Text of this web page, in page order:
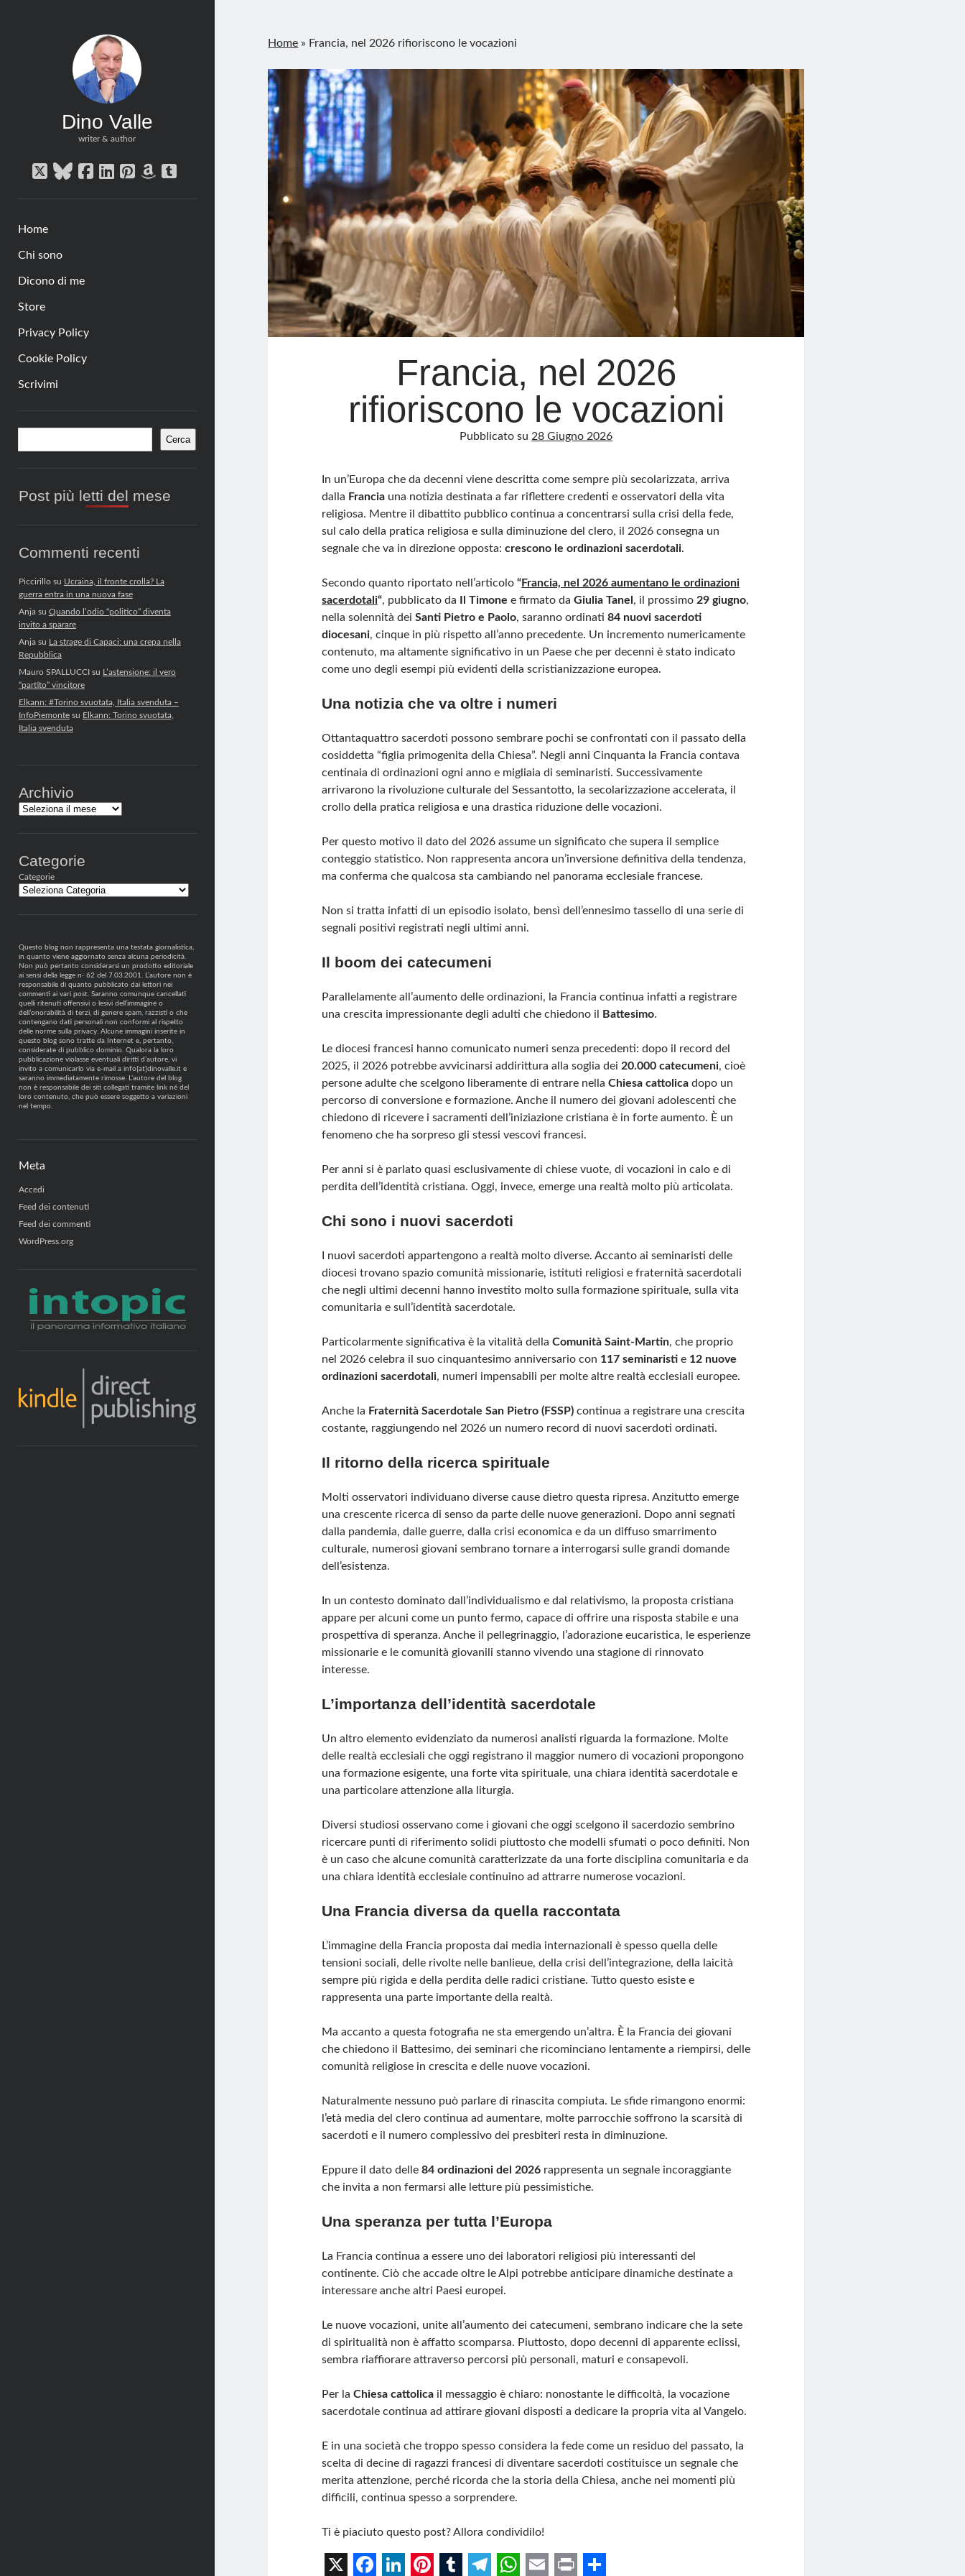
Dino Valle
writer & author
twitterbluesky
facebook
linkedin
pinterest
amazon
tumblr
Home
Chi sono
Dicono di me
Store
Privacy Policy
Cookie Policy
Scrivimi
Barra
laterale
Cerca
Post più letti del mese
Commenti recenti
Piccirillosu Ucraina, il fronte crolla? La
guerra entra in una nuova fase
Anjasu Quando l’odio “politico” diventa
invito a sparare
Anjasu La strage di Capaci: una crepa nella
Repubblica
Mauro SPALLUCCIsu L’astensione: il vero
“partito” vincitore
Elkann: #Torino svuotata, Italia svenduta –
InfoPiemontesu Elkann: Torino svuotata,
Italia svenduta
Archivio
Archivi
Categorie
Categorie
Questo blog non rappresenta una testata giornalistica,
in quanto viene aggiornato senza alcuna periodicità.
Non può pertanto considerarsi un prodotto editoriale
ai sensi della legge n· 62 del 7.03.2001. L’autore non è
responsabile di quanto pubblicato dai lettori nei
commenti ai vari post. Saranno comunque cancellati
quelli ritenuti offensivi o lesivi dell’immagine o
dell’onorabilità di terzi, di genere spam, razzisti o che
contengano dati personali non conformi al rispetto
delle norme sulla privacy. Alcune immagini inserite in
questo blog sono tratte da Internet e, pertanto,
considerate di pubblico dominio. Qualora la loro
pubblicazione violasse eventuali diritti d’autore, vi
invito a comunicarlo via e-mail a info[at]dinovalle.it e
saranno immediatamente rimosse. L’autore del blog
non è responsabile dei siti collegati tramite link né del
loro contenuto, che può essere soggetto a variazioni
nel tempo.
Meta
Accedi
Feed dei contenuti
Feed dei commenti
WordPress.org
Home » Francia, nel 2026 rifioriscono le vocazioni
Francia, nel 2026
rifioriscono le vocazioni
Pubblicato su28 Giugno 2026
In un’Europa che da decenni viene descritta come sempre più secolarizzata, arriva
dalla Francia una notizia destinata a far riflettere credenti e osservatori della vita
religiosa. Mentre il dibattito pubblico continua a concentrarsi sulla crisi della fede,
sul calo della pratica religiosa e sulla diminuzione del clero, il 2026 consegna un
segnale che va in direzione opposta:crescono le ordinazioni sacerdotali.
Secondo quanto riportato nell’articolo“Francia, nel 2026 aumentano le ordinazioni
sacerdotali“, pubblicato da Il Timone e firmato daGiulia Tanel , il prossimo29 giugno,
nella solennità deiSanti Pietro e Paolo, saranno ordinati84 nuovi sacerdoti
diocesani, cinque in più rispetto all’anno precedente. Un incremento numericamente
contenuto, ma altamente significativo in un Paese che per decenni è stato indicato
come uno degli esempi più evidenti della scristianizzazione europea.
Una notizia che va oltre i numeri
Ottantaquattro sacerdoti possono sembrare pochi se confrontati con il passato della
cosiddetta “figlia primogenita della Chiesa”. Negli anni Cinquanta la Francia contava
centinaia di ordinazioni ogni anno e migliaia di seminaristi. Successivamente
arrivarono la rivoluzione culturale del Sessantotto, la secolarizzazione accelerata, il
crollo della pratica religiosa e una drastica riduzione delle vocazioni.
Per questo motivo il dato del 2026 assume un significato che supera il semplice
conteggio statistico. Non rappresenta ancora un’inversione definitiva della tendenza,
ma conferma che qualcosa sta cambiando nel panorama ecclesiale francese.
Non si tratta infatti di un episodio isolato, bensì dell’ennesimo tassello di una serie di
segnali positivi registrati negli ultimi anni.
Il boom dei catecumeni
Parallelamente all’aumento delle ordinazioni, la Francia continua infatti a registrare
una crescita impressionante degli adulti che chiedono il
Battesimo.
Le diocesi francesi hanno comunicato numeri senza precedenti: dopo il record del
2025, il 2026 potrebbe avvicinarsi addirittura alla soglia dei20.000 catecumeni, cioè
persone adulte che scelgono liberamente di entrare nellaChiesa cattolica dopo un
percorso di conversione e formazione. Anche il numero dei giovani adolescenti che
chiedono di ricevere i sacramenti dell’iniziazione cristiana è in forte aumento. È un
fenomeno che ha sorpreso gli stessi vescovi francesi.
Per anni si è parlato quasi esclusivamente di chiese vuote, di vocazioni in calo e di
perdita dell’identità cristiana. Oggi, invece, emerge una realtà molto più articolata.
Chi sono i nuovi sacerdoti
I nuovi sacerdoti appartengono a realtà molto diverse. Accanto ai seminaristi delle
diocesi trovano spazio comunità missionarie, istituti religiosi e fraternità sacerdotali
che negli ultimi decenni hanno investito molto sulla formazione spirituale, sulla vita
comunitaria e sull’identità sacerdotale.
Particolarmente significativa è la vitalità dellaComunità Saint-Martin, che proprio
nel 2026 celebra il suo cinquantesimo anniversario con 117 seminaristi e 12 nuove
ordinazioni sacerdotali, numeri impensabili per molte altre realtà ecclesiali europee.
Anche la Fraternità Sacerdotale San Pietro (FSSP) continua a registrare una crescita
costante, raggiungendo nel 2026 un numero record di nuovi sacerdoti ordinati.
Il ritorno della ricerca spirituale
Molti osservatori individuano diverse cause dietro questa ripresa. Anzitutto emerge
una crescente ricerca di senso da parte delle nuove generazioni. Dopo anni segnati
dalla pandemia, dalle guerre, dalla crisi economica e da un diffuso smarrimento
culturale, numerosi giovani sembrano tornare a interrogarsi sulle grandi domande
dell’esistenza.
In un contesto dominato dall’individualismo e dal relativismo, la proposta cristiana
appare per alcuni come un punto fermo, capace di offrire una risposta stabile e una
prospettiva di speranza. Anche il pellegrinaggio, l’adorazione eucaristica, le esperienze
missionarie e le comunità giovanili stanno vivendo una stagione di rinnovato
interesse.
L’importanza dell’identità sacerdotale
Un altro elemento evidenziato da numerosi analisti riguarda la formazione. Molte
delle realtà ecclesiali che oggi registrano il maggior numero di vocazioni propongono
una formazione esigente, una forte vita spirituale, una chiara identità sacerdotale e
una particolare attenzione alla liturgia.
Diversi studiosi osservano come i giovani che oggi scelgono il sacerdozio sembrino
ricercare punti di riferimento solidi piuttosto che modelli sfumati o poco definiti. Non
è un caso che alcune comunità caratterizzate da una forte disciplina comunitaria e da
una chiara identità ecclesiale continuino ad attrarre numerose vocazioni.
Una Francia diversa da quella raccontata
L’immagine della Francia proposta dai media internazionali è spesso quella delle
tensioni sociali, delle rivolte nelle banlieue, della crisi dell’integrazione, della laicità
sempre più rigida e della perdita delle radici cristiane. Tutto questo esiste e
rappresenta una parte importante della realtà.
Ma accanto a questa fotografia ne sta emergendo un’altra. È la Francia dei giovani
che chiedono il Battesimo, dei seminari che ricominciano lentamente a riempirsi, delle
comunità religiose in crescita e delle nuove vocazioni.
Naturalmente nessuno può parlare di rinascita compiuta. Le sfide rimangono enormi:
l’età media del clero continua ad aumentare, molte parrocchie soffrono la scarsità di
sacerdoti e il numero complessivo dei presbiteri resta in diminuzione.
Eppure il dato delle84 ordinazioni del 2026 rappresenta un segnale incoraggiante
che invita a non fermarsi alle letture più pessimistiche.
Una speranza per tutta l’Europa
La Francia continua a essere uno dei laboratori religiosi più interessanti del
continente. Ciò che accade oltre le Alpi potrebbe anticipare dinamiche destinate a
interessare anche altri Paesi europei.
Le nuove vocazioni, unite all’aumento dei catecumeni, sembrano indicare che la sete
di spiritualità non è affatto scomparsa. Piuttosto, dopo decenni di apparente eclissi,
sembra riaffiorare attraverso percorsi più personali, maturi e consapevoli.
Per laChiesa cattolica il messaggio è chiaro: nonostante le difficoltà, la vocazione
sacerdotale continua ad attirare giovani disposti a dedicare la propria vita al Vangelo.
E in una società che troppo spesso considera la fede come un residuo del passato, la
scelta di decine di ragazzi francesi di diventare sacerdoti costituisce un segnale che
merita attenzione, perché ricorda che la storia della Chiesa, anche nei momenti più
difficili, continua spesso a sorprendere.
Ti è piaciuto questo post? Allora condividilo!